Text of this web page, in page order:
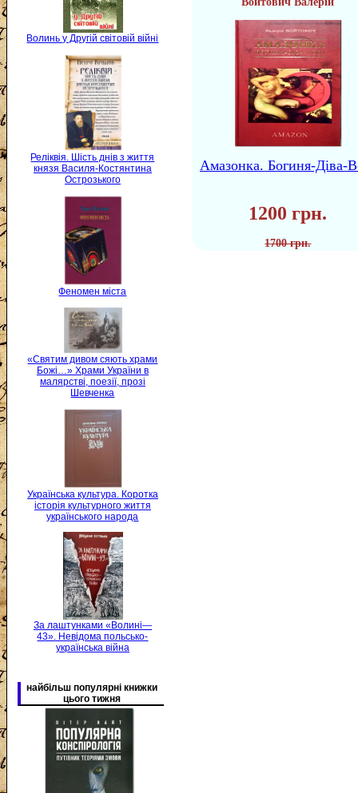
Волинь у Другій світовій війні
Реліквія. Шість днів з життя
князя Василя-Костянтина
Острозького
Феномен міста
«Святим дивом сяють храми
Божі…» Храми України в
малярстві, поезії, прозі
Шевченка
Українська культура. Коротка
історія культурного життя
українського народа
За лаштунками «Волині—
43». Невідома польсько-
українська війна
найбільш популярні книжки
цього тижня
Амазонка. Богиня-Діва-
1200 грн.
1700 грн.